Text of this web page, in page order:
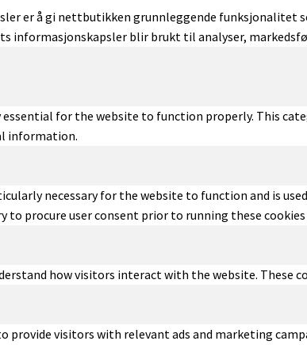
er å gi nettbutikken grunnleggende funksjonalitet
informasjonskapsler blir brukt til analyser,
essential for the website to function properly. This
information.
necessary for the website to function and is
to procure user consent prior to running these
how visitors interact with the website.
provide visitors with relevant ads and marketing